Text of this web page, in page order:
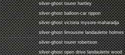
silver-ghost tourer hartley
silver-ghost balloon-car rippon
silver-ghost victoria mysore-maharadja
silver-ghost limousine landaulette holmes
silver-ghost tourer robertson
silver-ghost open drive landaulette wood